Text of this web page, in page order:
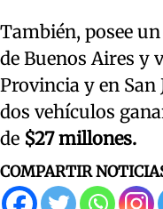
También, posee
de Buenos Aires y
Provincia y en
dos vehículos
de $27 millones.
COMPARTIR